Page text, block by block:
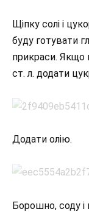
Щіпку солі і
буду готувати
прикраси. Якщо
ст. л. додати
Додати олію.
Борошно, соду і